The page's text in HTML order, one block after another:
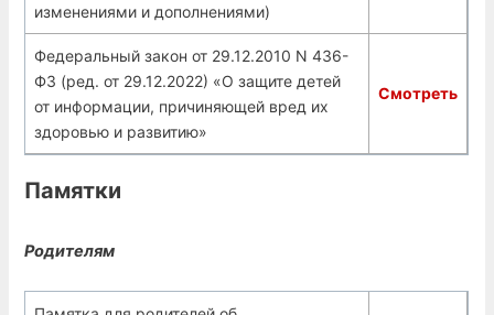
изменениями и дополнениями)
Федеральный закон от 29.12.2010 N 436-
ФЗ (ред. от 29.12.2022) «О защите детей
от информации, причиняющей вред их
здоровью и развитию»
Смотреть
Памятки
Родителям